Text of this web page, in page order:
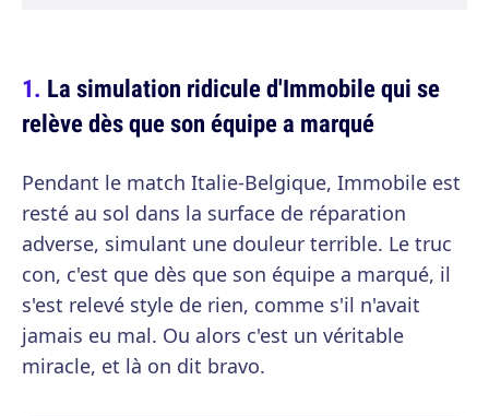
La simulation ridicule d'Immobile qui se
relève dès que son équipe a marqué
Pendant le match Italie-Belgique, Immobile est
resté au sol dans la surface de réparation
adverse, simulant une douleur terrible. Le truc
con, c'est que dès que son équipe a marqué, il
s'est relevé style de rien, comme s'il n'avait
jamais eu mal. Ou alors c'est un véritable
miracle, et là on dit bravo.